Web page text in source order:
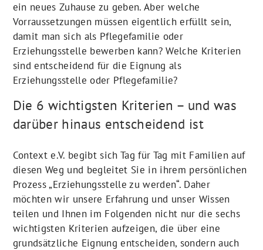
ein neues Zuhause zu geben. Aber welche
Vorraussetzungen müssen eigentlich erfüllt sein,
damit man sich als Pflegefamilie oder
Erziehungsstelle bewerben kann? Welche Kriterien
sind entscheidend für die Eignung als
Erziehungsstelle oder Pflegefamilie?
Die 6 wichtigsten Kriterien – und was
darüber hinaus entscheidend ist
Context e.V. begibt sich Tag für Tag mit Familien auf
diesen Weg und begleitet Sie in ihrem persönlichen
Prozess „Erziehungsstelle zu werden“. Daher
möchten wir unsere Erfahrung und unser Wissen
teilen und Ihnen im Folgenden nicht nur die sechs
wichtigsten Kriterien aufzeigen, die über eine
grundsätzliche Eignung entscheiden, sondern auch